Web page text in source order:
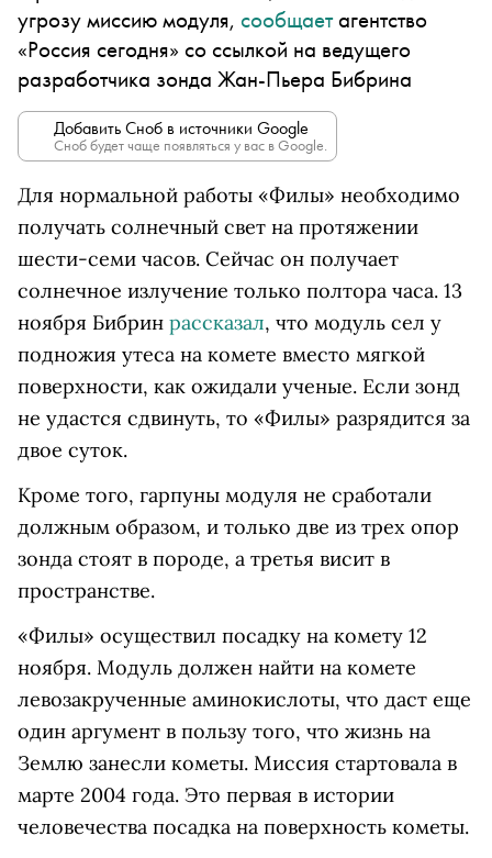
угрозу миссию модуля, сообщаетагентство
«Россия сегодня» со ссылкой на ведущего
разработчика зонда Жан-Пьера Бибрина
Добавить Сноб в источники Google
Сноб будет чаще появляться у вас в Google.
Для нормальной работы «Филы» необходимо
получать солнечный свет на протяжении
шести-семи часов. Сейчас он получает
солнечное излучение только полтора часа. 13
ноября Бибрин рассказал, что модуль сел у
подножия утеса на комете вместо мягкой
поверхности, как ожидали ученые. Если зонд
не удастся сдвинуть, то «Филы» разрядится за
двое суток.
Кроме того, гарпуны модуля не сработали
должным образом, и только две из трех опор
зонда стоят в породе, а третья висит в
пространстве.
«Филы» осуществил посадку на комету 12
ноября. Модуль должен найти на комете
левозакрученные аминокислоты, что даст еще
один аргумент в пользу того, что жизнь на
Землю занесли кометы. Миссия стартовала в
марте 2004 года. Это первая в истории
человечества посадка на поверхность кометы.